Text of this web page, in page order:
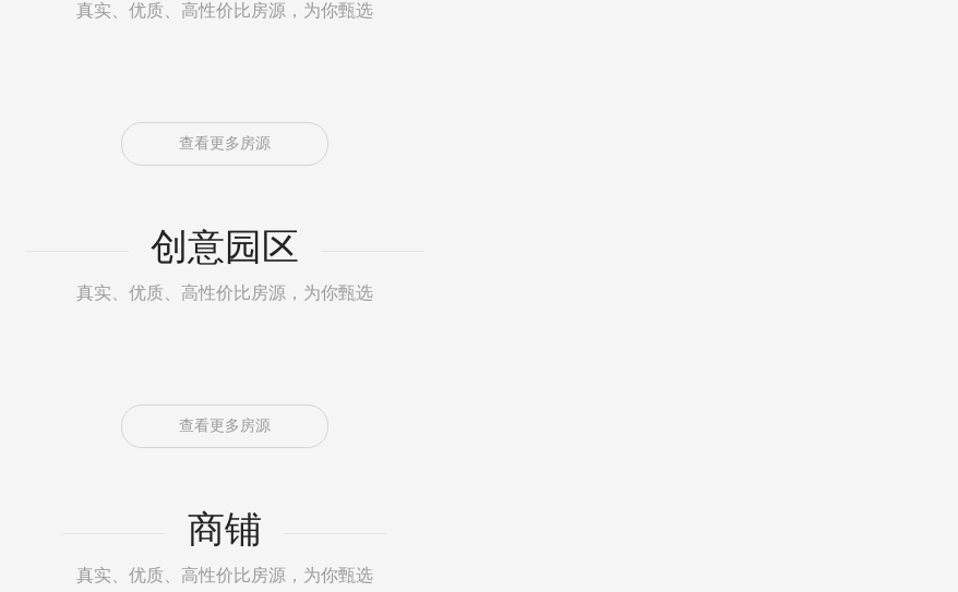
真实、优质、高性价比房源，为你甄选
查看更多房源
创意园区
真实、优质、高性价比房源，为你甄选
查看更多房源
商铺
真实、优质、高性价比房源，为你甄选